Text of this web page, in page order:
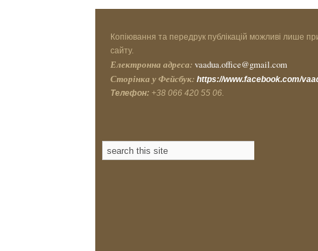
Копіювання та передрук публікацій можливі лише
сайту.
Електронна адреса: vaadua.office@gmail.com
Сторінка у Фейсбук: https://www.facebook.com/
Телефон: +38 066 420 55 06.